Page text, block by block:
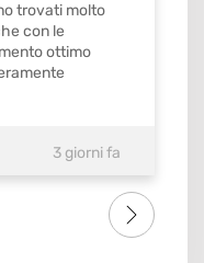
3 giorni fa
trovati molto
con le
ottimo
anche 10.